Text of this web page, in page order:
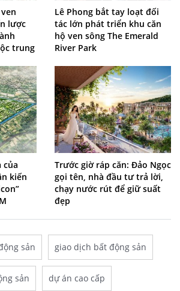
lược
trung
Lê Phong bắt tay loạt đối
tác lớn phát triển khu căn
hộ ven sông The Emerald
River Park
của
kiến
Trước giờ ráp căn: Đảo Ngọc
gọi tên, nhà đầu tư trả lời,
chạy nước rút để giữ suất
đẹp
sản giao dịch bất động sản
sản dự án cao cấp